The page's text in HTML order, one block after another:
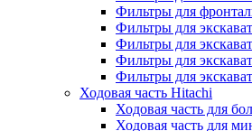
Фильтры для
Фильтры для
Фильтры для
Фильтры для
Фильтры для
Ходовая часть Hitachi
Ходовая часть для
Ходовая часть для